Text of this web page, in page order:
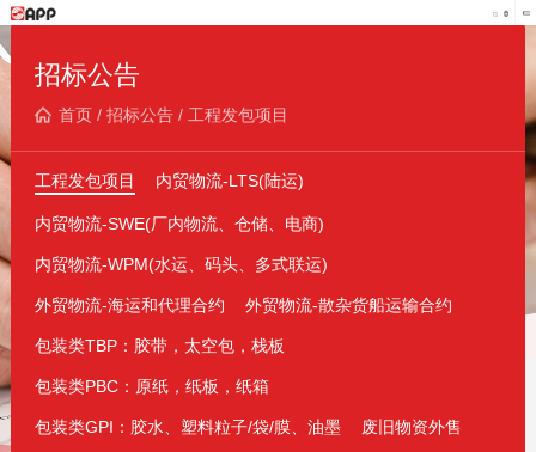
招标公告
首页/ 招标公告/ 工程发包项目
工程发包项目 内贸物流-LTS(陆运)
内贸物流-SWE(厂内物流、仓储、电商)
内贸物流-WPM(水运、码头、多式联运)
外贸物流-海运和代理合约 外贸物流-散杂货船运输合约
包装类TBP：胶带，太空包，栈板
包装类PBC：原纸，纸板，纸箱
包装类GPI：胶水、塑料粒子/袋/膜、油墨 废旧物资外售